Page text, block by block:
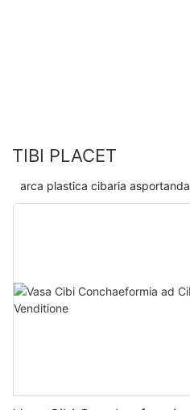
TIBI PLACET
arca plastica cibaria asportanda